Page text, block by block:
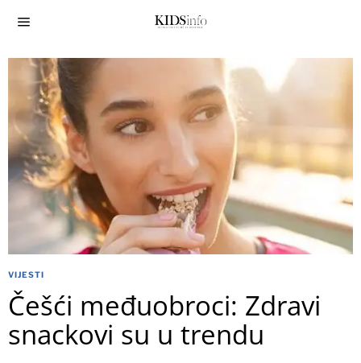
VIJESTI
Češći međuobroci: Zdravi
snackovi su u trendu